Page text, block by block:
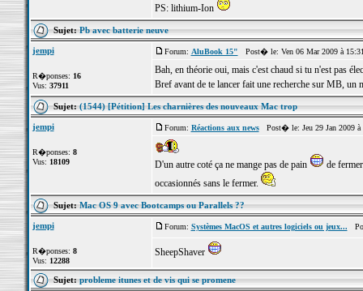
PS: lithium-Ion
Sujet:Pb avec batterie neuve
jempi
R�ponses: 16
Vus: 37911
Forum: AluBook 15" Post� le: Ven 06 Mar 2009 à
Bah, en théorie oui, mais c'est chaud si tu n'est pas
Bref avant de te lancer fait une recherche sur MB, un
Sujet:(1544) [Pétition] Les charnières des nouveaux Mac trop
jempi
R�ponses: 8
Vus: 18109
Forum: Réactions aux newsPost� le: Jeu 29 Jan 2009
D'un autre coté ça ne mange pas de pain
de
occasionnés sans le fermer.
Sujet:Mac OS 9 avec Bootcamps ou Parallels ??
jempi
R�ponses: 8
Vus: 12288
Forum: Systèmes MacOS et autres logiciels ou jeux...
SheepShaver
Sujet:probleme itunes et de vis qui se promene